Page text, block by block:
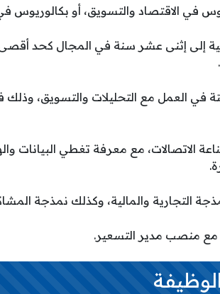
الاقتصاد والتسويق، أو بكالوريوس في
إلى إثنى عشر سنة في المجال كحد
في العمل مع التحليلات والتسويق،
الاتصالات، مع معرفة تغطي البيانات
التجارية والمالية، وكذلك نمذجة
مع منصب مدير التسعير.